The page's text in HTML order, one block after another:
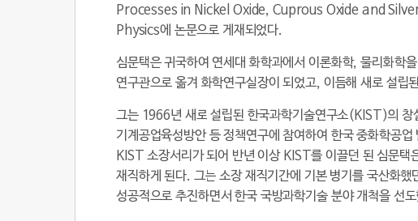
Processes in Nickel Oxide, Cuprous Oxide and Silver
Physics에 논문으로 게재되었다.
심문택은 귀국하여 연세대 화학과에서 이론화학, 물리화학
연구관으로 옮겨 화학연구실장이 되었고, 이듬해 새로 설립
그는 1966년 새로 설립된 한국과학기술연구소(KIST)의
기계공업육성방안 등 정책연구에 참여하여 한국 중화학공
KIST 소장서리가 되어 반년 이상 KIST를 이끌던 된 심문
재직하게 된다. 그는 소장 재직기간에 기본 병기를 국산화
성공적으로 추진하면서 한국 국방과학기술 분야 개척을 선도